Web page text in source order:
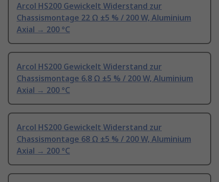
Arcol HS200 Gewickelt Widerstand zur
Chassismontage 22 Ω ±5 % / 200 W, Aluminium
Axial → 200 °C
Arcol HS200 Gewickelt Widerstand zur
Chassismontage 6.8 Ω ±5 % / 200 W, Aluminium
Axial → 200 °C
Arcol HS200 Gewickelt Widerstand zur
Chassismontage 68 Ω ±5 % / 200 W, Aluminium
Axial → 200 °C